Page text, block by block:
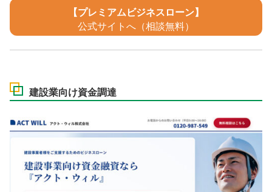
【プレミアムビジネスローン】
公式サイトへ（相談無料）
建設業向け資金調達